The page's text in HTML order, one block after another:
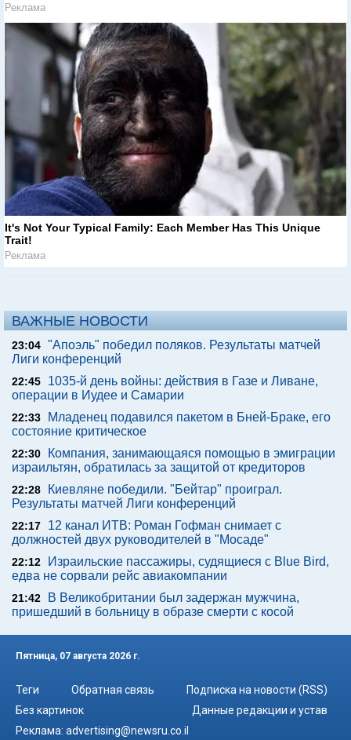
Реклама
It's Not Your Typical Family: Each Member Has This Unique
Trait!
Реклама
ВАЖНЫЕ НОВОСТИ
23:04 "Апоэль" победил поляков. Результаты матчей
Лиги конференций
22:45
1035-й день войны: действия в Газе и Ливане,
операции в Иудее и Самарии
22:33
Младенец подавился пакетом в Бней-Браке, его
состояние критическое
22:30
Компания, занимающаяся помощью в эмиграции
израильтян, обратилась за защитой от кредиторов
22:28
Киевляне победили. "Бейтар" проиграл.
Результаты матчей Лиги конференций
22:17
12 канал ИТВ: Роман Гофман снимает с
должностей двух руководителей в "Мосаде"
22:12
Израильские пассажиры, судящиеся с Blue Bird,
едва не сорвали рейс авиакомпании
21:42
В Великобритании был задержан мужчина,
пришедший в больницу в образе смерти с косой
Пятница, 07 августа 2026 г.
Теги Обратная связь
Подписка на новости (RSS)
Без картинок
Данные редакции и устав
Реклама: advertising@newsru.co.il